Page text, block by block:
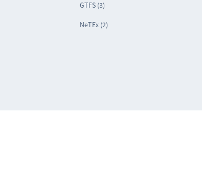
GTFS (3)
NeTEx (2)